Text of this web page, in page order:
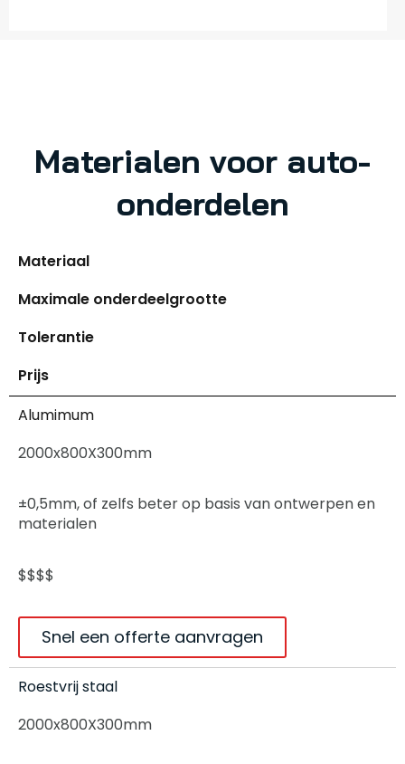
Materialen voor auto-
onderdelen
Materiaal
Maximale onderdeelgrootte
Tolerantie
Prijs
Alumimum
2000x800X300mm
±0,5mm, of zelfs beter op basis van ontwerpen en
materialen
$$$$
Snel een offerte aanvragen
Roestvrij staal
2000x800X300mm